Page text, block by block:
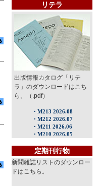
リテラ
出版情報カタログ「リテ
ラ」のダウンロードはこち
ら。（.pdf）
定期刊行物
新聞雑誌リストのダウンロー
ドはこちら。